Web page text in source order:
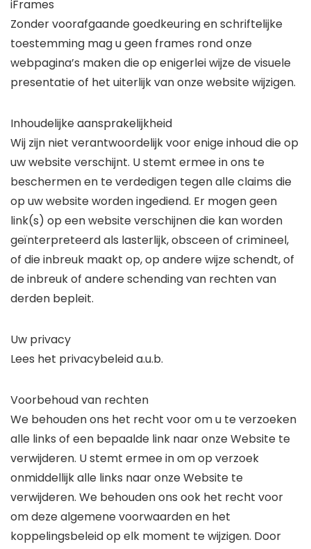
iFrames
Zonder voorafgaande goedkeuring en schriftelijke
toestemming mag u geen frames rond onze
webpagina’s maken die op enigerlei wijze de visuele
presentatie of het uiterlijk van onze website wijzigen.
Inhoudelijke aansprakelijkheid
Wij zijn niet verantwoordelijk voor enige inhoud die op
uw website verschijnt. U stemt ermee in ons te
beschermen en te verdedigen tegen alle claims die
op uw website worden ingediend. Er mogen geen
link(s) op een website verschijnen die kan worden
geïnterpreteerd als lasterlijk, obsceen of crimineel,
of die inbreuk maakt op, op andere wijze schendt, of
de inbreuk of andere schending van rechten van
derden bepleit.
Uw privacy
Lees het privacybeleid a.u.b.
Voorbehoud van rechten
We behouden ons het recht voor om u te verzoeken
alle links of een bepaalde link naar onze Website te
verwijderen. U stemt ermee in om op verzoek
onmiddellijk alle links naar onze Website te
verwijderen. We behouden ons ook het recht voor
om deze algemene voorwaarden en het
koppelingsbeleid op elk moment te wijzigen. Door